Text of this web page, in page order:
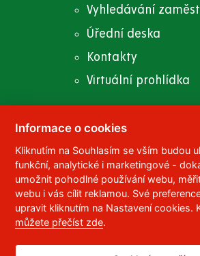
Vyhledávání
Úřední deska
Kontakty
Virtuální prohlídka
© 2023 Univerzita Pardubice,
532 10 Pardubice 2
Telefon: 466 036 111, 466 036
Správce webu ,RSS
ID datové schránky:
Informace o cookies
Kliknutím na Souhlasím se vším budou
funkční, analytické i marketingové -
umožnit pohodlné používání webu,
webu i vás cílit reklamou. Své
upravit kliknutím na Nastavení cookies.
můžete přečíst zde.